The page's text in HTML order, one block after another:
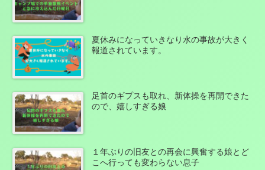
夏休みになっていきなり水の事故が大きく
報道されています。
足首のギプスも取れ、新体操を再開できた
ので、嬉しすぎる娘
１年ぶりの旧友との再会に興奮する娘とど
こへ行っても変わらない息子